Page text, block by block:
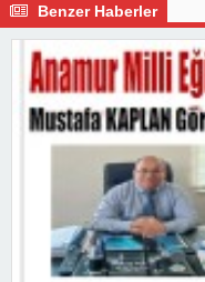
Benzer Haberler